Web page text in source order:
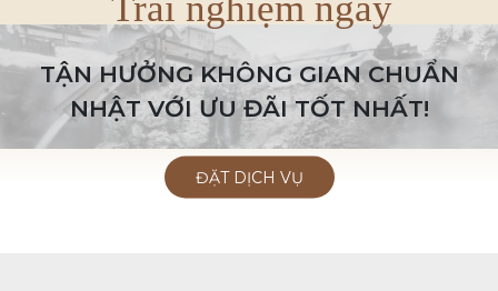
TẬN HƯỞNG KHÔNG GIAN CHUẨN
NHẬT VỚI ƯU ĐÃI TỐT NHẤT!
ĐẶT DỊCH VỤ